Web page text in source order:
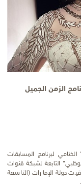
الزمن الجميل
لبرنامج المسابقات
التابعة لشبكة قنوات
دولة الإمارات (التاسعة